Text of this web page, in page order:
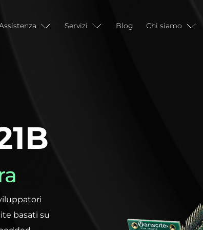
Servizi Blog Chi siamo
basati su